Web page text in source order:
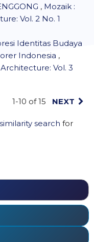
, Mozaik :
Vol. 2 No. 1
Identitas Budaya
Indonesia ,
Vol. 3
1-10 of 15 NEXT
search for